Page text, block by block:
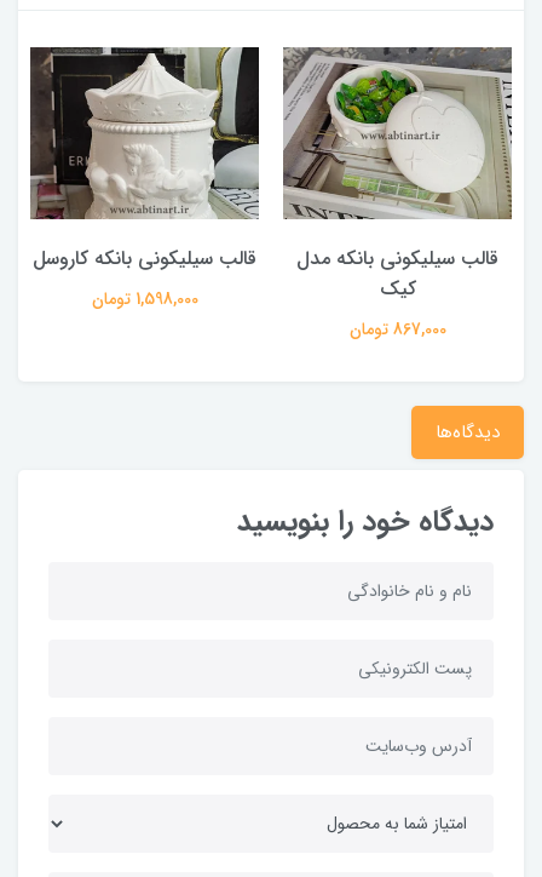
قالب سیلیکونی بانکه مدل
کیک
867,000 تومان
قالب سیلیکونی بانکه کاروسل
1,598,000 تومان
دیدگاه‌ها
دیدگاه خود را بنویسید